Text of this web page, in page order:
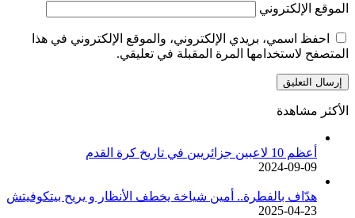
الموقع الإلكتروني
احفظ اسمي، بريدي الإلكتروني، والموقع الإلكتروني في هذا
المتصفح لاستخدامها المرة المقبلة في تعليقي.
الأكثر مشاهدة
أعظم 10 لاعبين جزائريين في تاريخ كرة القدم
2024-09-09
هدّاف بالفطرة.. أمين شياخة يخطف الأنظار و يريح بيتكوفيتش
2025-04-23